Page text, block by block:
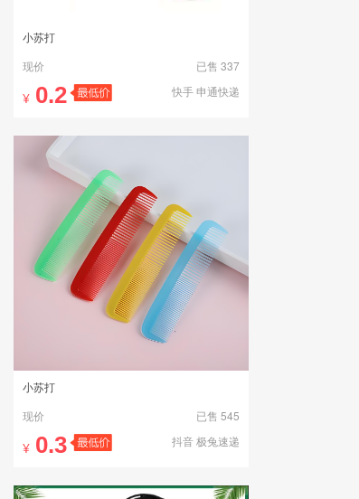
小苏打
现价
已售 337
¥ 0.2 快手 申通快递
小苏打
现价
已售 545
¥ 0.3 抖音 极兔速递